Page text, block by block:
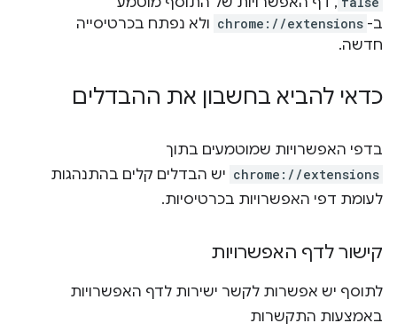
ב- chrome://extensions ולא נפתח בכרטיסייה
חדשה.
כדאי להביא בחשבון את ההבדלים
בדפי האפשרויות שמוטמעים בתוך
chrome://extensions יש הבדלים קלים בהתנהגות
לעומת דפי האפשרויות בכרטיסיות.
קישור לדף האפשרויות
לתוסף יש אפשרות לקשר ישירות לדף האפשרויות
באמצעות התקשרות